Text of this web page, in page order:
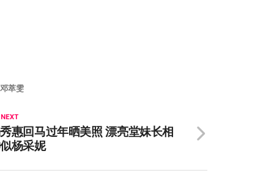
邓萃雯
惠回马过年晒美照 漂亮堂妹长相
杨采妮